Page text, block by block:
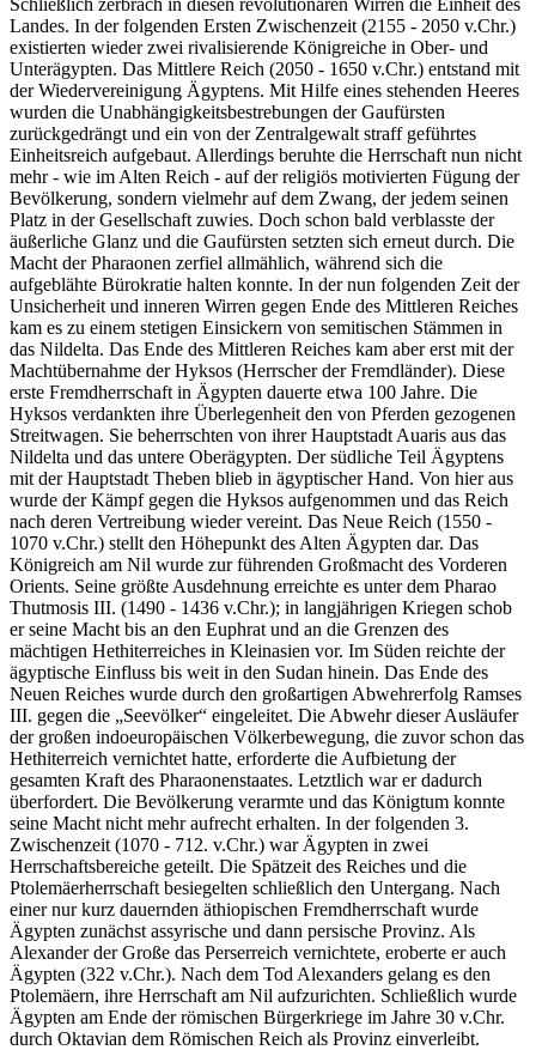
Landes. In der folgenden Ersten Zwischenzeit (2155 - 2050 v.Chr.)
existierten wieder zwei rivalisierende Königreiche in Ober- und
Unterägypten. Das Mittlere Reich (2050 - 1650 v.Chr.) entstand mit
der Wiedervereinigung Ägyptens. Mit Hilfe eines stehenden Heeres
wurden die Unabhängigkeitsbestrebungen der Gaufürsten
zurückgedrängt und ein von der Zentralgewalt straff geführtes
Einheitsreich aufgebaut. Allerdings beruhte die Herrschaft nun nicht
mehr - wie im Alten Reich - auf der religiös motivierten Fügung der
Bevölkerung, sondern vielmehr auf dem Zwang, der jedem seinen
Platz in der Gesellschaft zuwies. Doch schon bald verblasste der
äußerliche Glanz und die Gaufürsten setzten sich erneut durch. Die
Macht der Pharaonen zerfiel allmählich, während sich die
aufgeblähte Bürokratie halten konnte. In der nun folgenden Zeit der
Unsicherheit und inneren Wirren gegen Ende des Mittleren Reiches
kam es zu einem stetigen Einsickern von semitischen Stämmen in
das Nildelta. Das Ende des Mittleren Reiches kam aber erst mit der
Machtübernahme der Hyksos (Herrscher der Fremdländer). Diese
erste Fremdherrschaft in Ägypten dauerte etwa 100 Jahre. Die
Hyksos verdankten ihre Überlegenheit den von Pferden gezogenen
Streitwagen. Sie beherrschten von ihrer Hauptstadt Auaris aus das
Nildelta und das untere Oberägypten. Der südliche Teil Ägyptens
mit der Hauptstadt Theben blieb in ägyptischer Hand. Von hier aus
wurde der Kämpf gegen die Hyksos aufgenommen und das Reich
nach deren Vertreibung wieder vereint. Das Neue Reich (1550 -
1070 v.Chr.) stellt den Höhepunkt des Alten Ägypten dar. Das
Königreich am Nil wurde zur führenden Großmacht des Vorderen
Orients. Seine größte Ausdehnung erreichte es unter dem Pharao
Thutmosis III. (1490 - 1436 v.Chr.); in langjährigen Kriegen schob
er seine Macht bis an den Euphrat und an die Grenzen des
mächtigen Hethiterreiches in Kleinasien vor. Im Süden reichte der
ägyptische Einfluss bis weit in den Sudan hinein. Das Ende des
Neuen Reiches wurde durch den großartigen Abwehrerfolg Ramses
III. gegen die „Seevölker“ eingeleitet. Die Abwehr dieser Ausläufer
der großen indoeuropäischen Völkerbewegung, die zuvor schon das
Hethiterreich vernichtet hatte, erforderte die Aufbietung der
gesamten Kraft des Pharaonenstaates. Letztlich war er dadurch
überfordert. Die Bevölkerung verarmte und das Königtum konnte
seine Macht nicht mehr aufrecht erhalten. In der folgenden 3.
Zwischenzeit (1070 - 712. v.Chr.) war Ägypten in zwei
Herrschaftsbereiche geteilt. Die Spätzeit des Reiches und die
Ptolemäerherrschaft besiegelten schließlich den Untergang. Nach
einer nur kurz dauernden äthiopischen Fremdherrschaft wurde
Ägypten zunächst assyrische und dann persische Provinz. Als
Alexander der Große das Perserreich vernichtete, eroberte er auch
Ägypten (322 v.Chr.). Nach dem Tod Alexanders gelang es den
Ptolemäern, ihre Herrschaft am Nil aufzurichten. Schließlich wurde
Ägypten am Ende der römischen Bürgerkriege im Jahre 30 v.Chr.
durch Oktavian dem Römischen Reich als Provinz einverleibt.